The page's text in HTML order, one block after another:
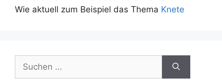
Wie aktuell zum Beispiel das Thema Knete
Suche
nach: